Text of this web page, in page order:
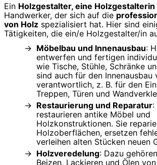
Ein Holzgestalter, eine Holzgestalterin
Handwerker, der sich auf die
von Holz spezialisiert hat. Hier sind
Tätigkeiten, die ein/e Holzgestalter/in
Möbelbau und Innenausbau:
entwerfen und fertigen
wie Tische, Stühle, Schränke
sind auch für den Innenausbau
verantwortlich, z. B. für den
Treppen, Türen und
Restaurierung und Reparatur:
restaurieren antike Möbel und
Holzkonstruktionen. Sie
Holzoberflächen, ersetzen
verleihen alten Stücken neuen
Holzveredelung: Dazu
Beizen, Lackieren und Ölen von